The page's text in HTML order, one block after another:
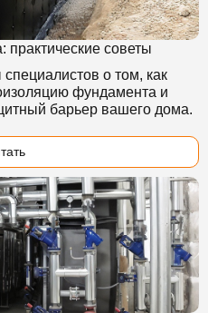
практические советы
о том, как
фундамента и
барьер вашего дома.